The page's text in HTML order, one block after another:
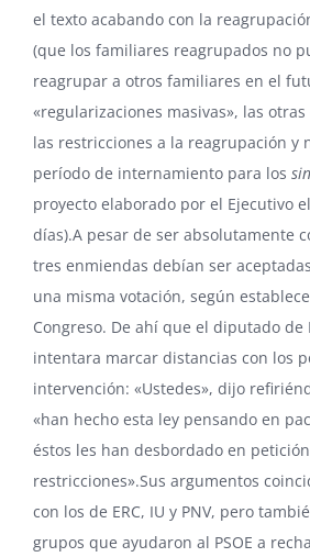
el texto acabando con la
(que los familiares reagrupados no
reagrupar a otros familiares en el
«regularizaciones masivas», las
las restricciones a la reagrupación y
período de internamiento para los
proyecto elaborado por el Ejecutivo
días).A pesar de ser absolutamente
tres enmiendas debían ser
una misma votación, según
Congreso. De ahí que el diputado de
intentara marcar distancias con los
intervención: «Ustedes», dijo
«han hecho esta ley pensando en
éstos les han desbordado en
restricciones».Sus argumentos
con los de ERC, IU y PNV, pero
grupos que ayudaron al PSOE a